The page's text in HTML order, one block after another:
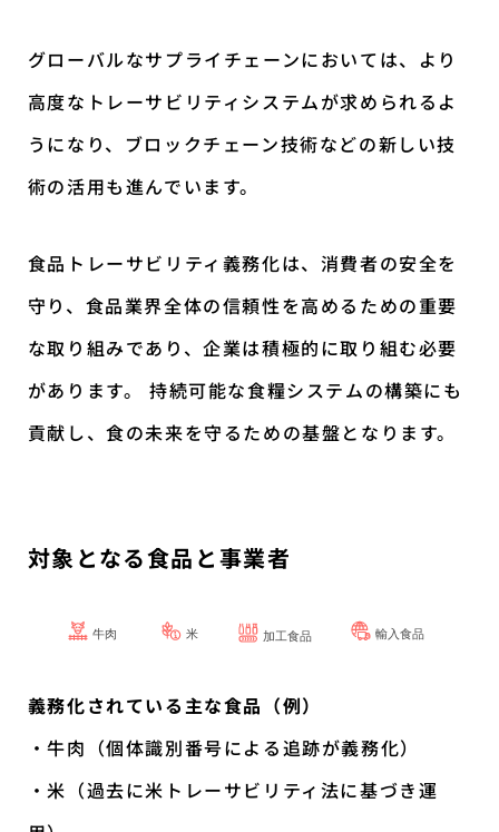
グローバルなサプライチェーンにおいては、より
高度なトレーサビリティシステムが求められるよ
うになり、ブロックチェーン技術などの新しい技
術の活用も進んでいます。
食品トレーサビリティ義務化は、消費者の安全を
守り、食品業界全体の信頼性を高めるための重要
な取り組みであり、企業は積極的に取り組む必要
があります。 持続可能な食糧システムの構築にも
貢献し、食の未来を守るための基盤となります。
対象となる食品と事業者
義務化されている主な食品（例）
・牛肉（個体識別番号による追跡が義務化）
・米（過去に米トレーサビリティ法に基づき運